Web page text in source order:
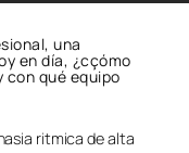
una
en día, ¿cçómo
qué equipo
ritmica de alta